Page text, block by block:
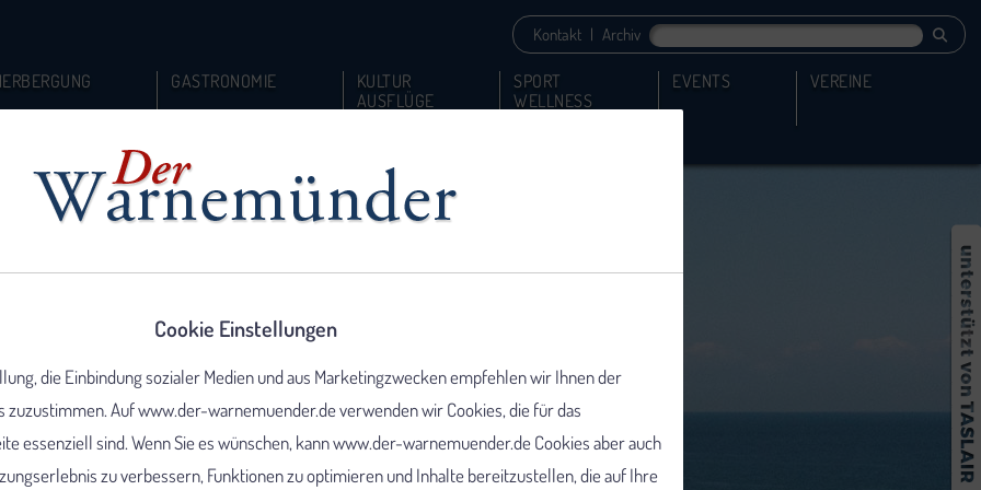
Kontakt | Archiv
GASTRONOMIE
KULTUR
AUSFLÜGE
SPORT
WELLNESS
EVENTS VEREINE
Cookie Einstellungen
die Einbindung sozialer Medien und aus Marketingzwecken empfehlen wir Ihnen der
zuzustimmen. Auf www.der-warnemuender.de verwenden wir Cookies, die für das
essenziell sind. Wenn Sie es wünschen, kann www.der-warnemuender.de Cookies aber auch
zu verbessern, Funktionen zu optimieren und Inhalte bereitzustellen, die auf Ihre